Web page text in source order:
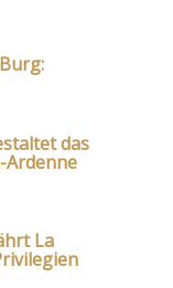
das
Ardenne
La